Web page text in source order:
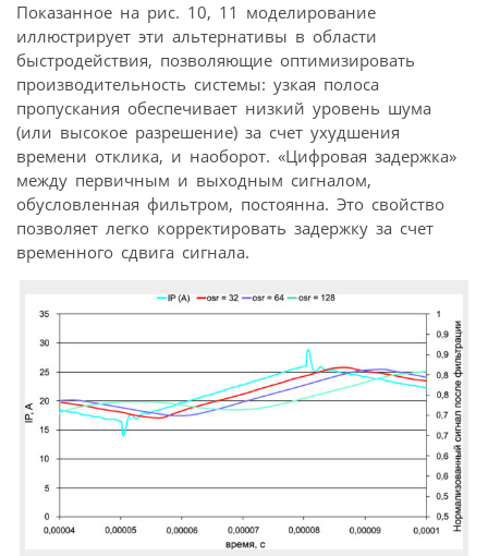
Показанное на рис. 10, 11 моделирование
иллюстрирует эти альтернативы в области
быстродействия, позволяющие оптимизировать
производительность системы: узкая полоса
пропускания обеспечивает низкий уровень шума
(или высокое разрешение) за счет ухудшения
времени отклика, и наоборот. «Цифровая задержка»
между первичным и выходным сигналом,
обусловленная фильтром, постоянна. Это свойство
позволяет легко корректировать задержку за счет
временного сдвига сигнала.